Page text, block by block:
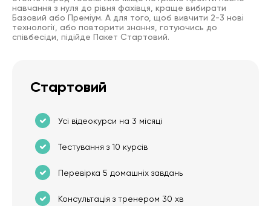
навчання з нуля до рівня фахівця, краще вибирати
Базовий або Преміум. А для того, щоб вивчити 2-3 нові
технології, або повторити знання, готуючись до
співбесіди, підійде Пакет Стартовий.
Стартовий
Усі відеокурси на 3 місяці
Тестування з 10 курсів
Перевірка 5 домашніх завдань
Консультація з тренером 30 хв